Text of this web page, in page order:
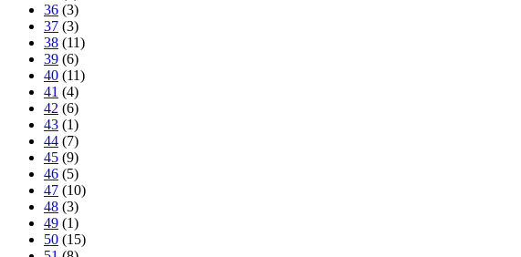
36 (3)
37 (3)
38 (11)
39 (6)
40 (11)
41 (4)
42 (6)
43 (1)
44 (7)
45 (9)
46 (5)
47 (10)
48 (3)
49 (1)
50 (15)